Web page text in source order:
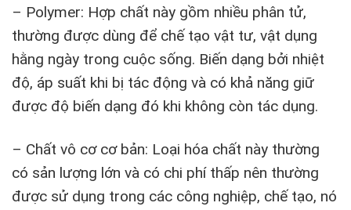
– Polymer: Hợp chất này gồm nhiều phân tử,
thường được dùng để chế tạo vật tư, vật dụng
hằng ngày trong cuộc sống. Biến dạng bởi nhiệt
độ, áp suất khi bị tác động và có khả năng giữ
được độ biến dạng đó khi không còn tác dụng.
– Chất vô cơ cơ bản: Loại hóa chất này thường
có sản lượng lớn và có chi phí thấp nên thường
được sử dụng trong các công nghiệp, chế tạo, nó